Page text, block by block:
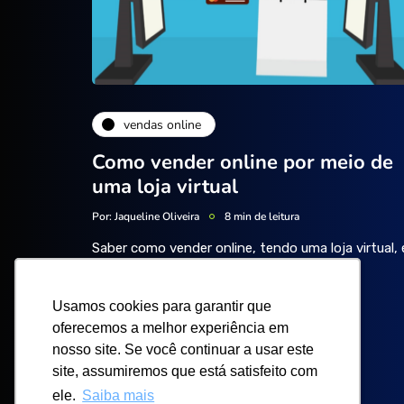
Usamos cookies para garantir que
oferecemos a melhor experiência em
nosso site. Se você continuar a usar este
site, assumiremos que está satisfeito com
ele. Saiba mais
Usamos cookies para garantir que
oferecemos a melhor experiência em
nosso site. Se você continuar a usar este
site, assumiremos que está satisfeito com
ele. Saiba mais
vendas online
Como vender online por meio de
uma loja virtual
Por: Jaqueline Oliveira 8 min de leitura
Saber como vender online, tendo uma loja virtual,